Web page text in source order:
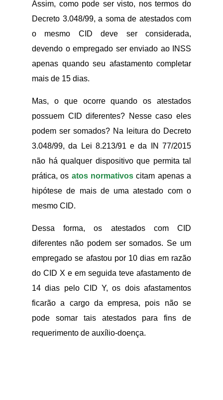
Assim, como pode ser visto, nos termos do
Decreto 3.048/99, a soma de atestados com
o mesmo CID deve ser considerada,
devendo o empregado ser enviado ao INSS
apenas quando seu afastamento completar
mais de 15 dias.
Mas, o que ocorre quando os atestados
possuem CID diferentes? Nesse caso eles
podem ser somados? Na leitura do Decreto
3.048/99, da Lei 8.213/91 e da IN 77/2015
não há qualquer dispositivo que permita tal
prática, os atos normativos citam apenas a
hipótese de mais de uma atestado com o
mesmo CID.
Dessa forma, os atestados com CID
diferentes não podem ser somados. Se um
empregado se afastou por 10 dias em razão
do CID X e em seguida teve afastamento de
14 dias pelo CID Y, os dois afastamentos
ficarão a cargo da empresa, pois não se
pode somar tais atestados para fins de
requerimento de auxílio-doença.